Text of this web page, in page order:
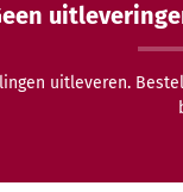
uitleveren.